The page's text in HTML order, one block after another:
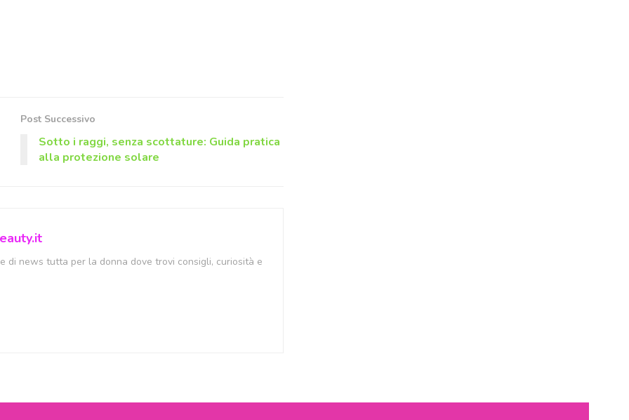
Post Successivo
Sotto i raggi, senza scottature: Guida pratica
alla protezione solare
di news tutta per la donna dove trovi consigli, curiosità e